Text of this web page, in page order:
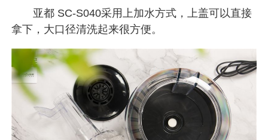
亚都 SC-S040采用上加水方式，上盖可以直接
拿下，大口径清洗起来很方便。